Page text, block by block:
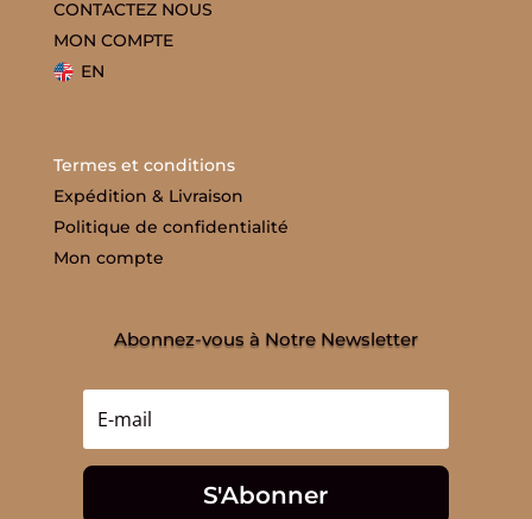
CONTACTEZ NOUS
MON COMPTE
EN
Termes et conditions
Expédition & Livraison
Politique de confidentialité
Mon compte
Abonnez-vous à Notre Newsletter
S'Abonner